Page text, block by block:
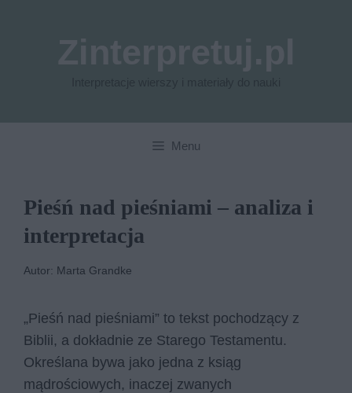
Menu
Pieśń nad pieśniami – analiza i
interpretacja
Autor: Marta Grandke
„Pieśń nad pieśniami” to tekst pochodzący z
Biblii, a dokładnie ze Starego Testamentu.
Określana bywa jako jedna z ksiąg
mądrościowych, inaczej zwanych